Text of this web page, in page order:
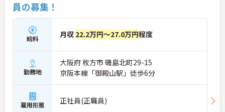
員の募集！
給料 月収 22.2万円～27.0万円程度
勤務地
大阪府 枚方市 磯島北町29-15
京阪本線「御殿山駅」徒歩6分
雇用形態 正社員(正職員)